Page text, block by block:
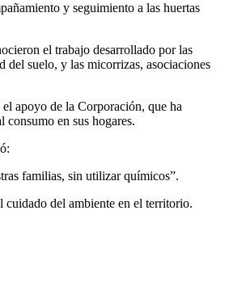
y seguimiento a las huertas
el trabajo desarrollado por las
del suelo, y las micorrizas, asociaciones
apoyo de la Corporación, que ha
en sus hogares.
familias, sin utilizar químicos”.
cuidado del ambiente en el territorio.